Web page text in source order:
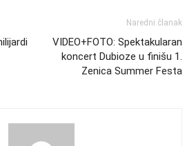
Naredni članak
VIDEO+FOTO: Spektakularan
koncert Dubioze u finišu 1.
Zenica Summer Festa